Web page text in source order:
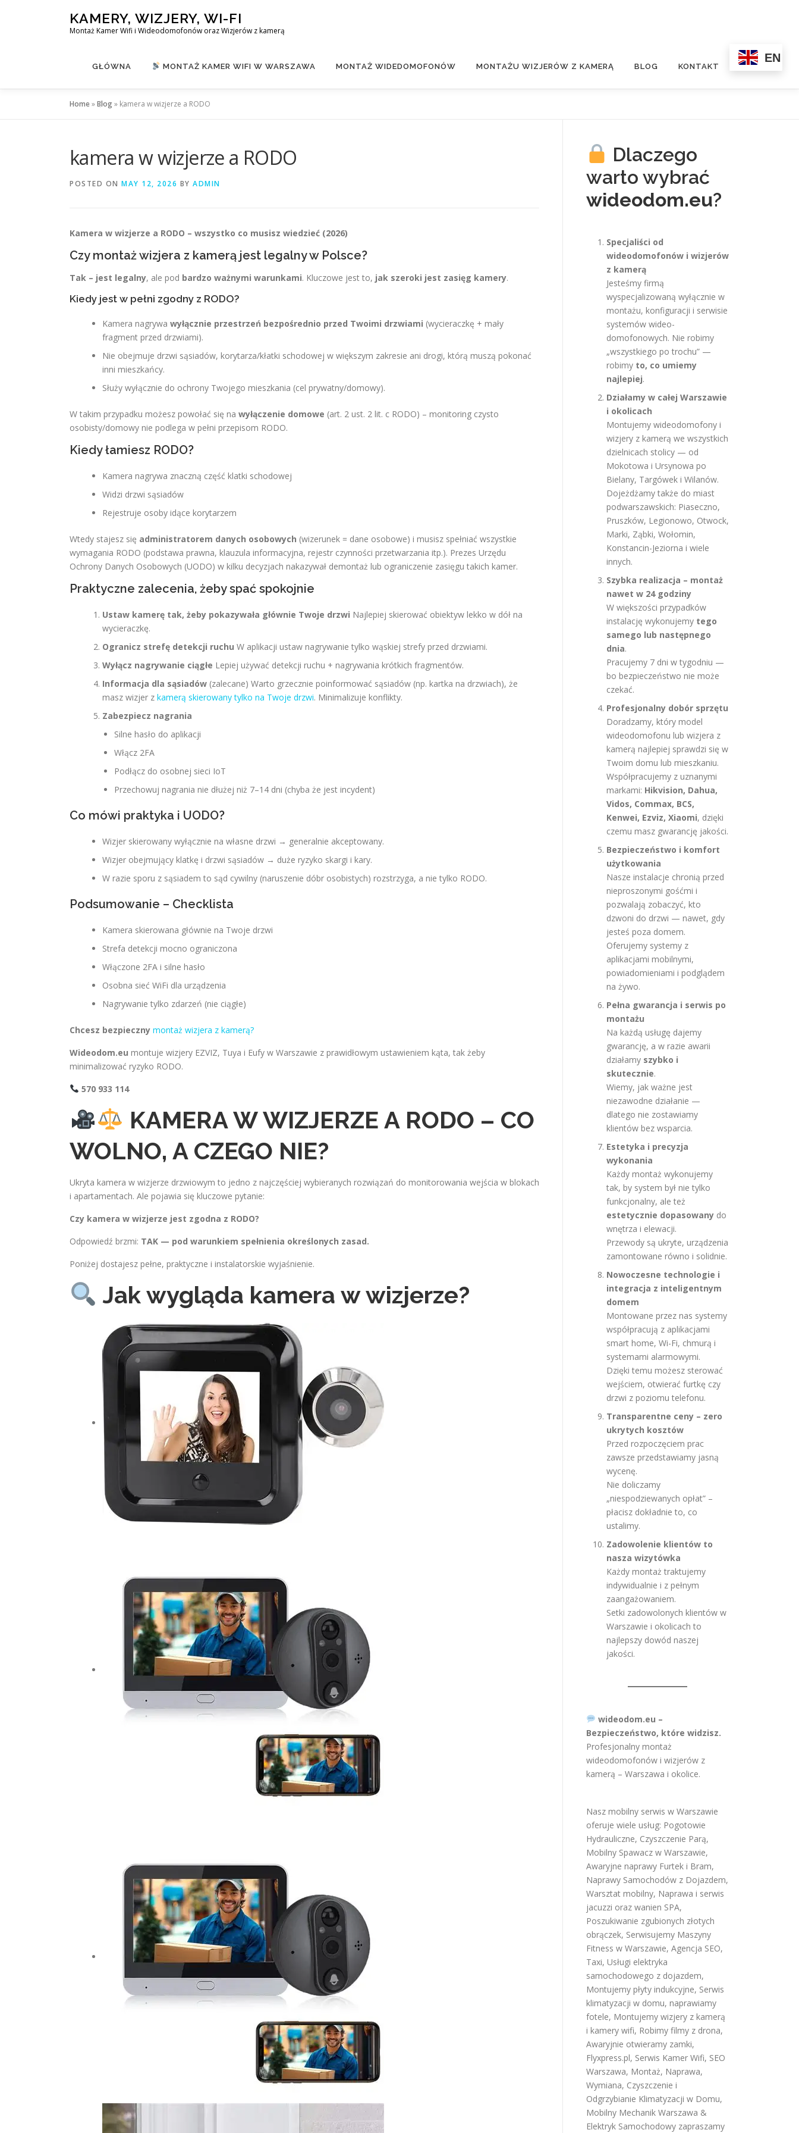
KAMERY, WIZJERY, WI-FI
Montaż Kamer Wifi i Wideodomofonów oraz Wizjerów z kamerą
GŁÓWNA MONTAŻ KAMER WIFI W WARSZAWA MONTAŻ WIDEDOMOFONÓW MONTAŻU WIZJERÓW Z KAMERĄ BLOG KONTAKT
EN
Home»Blog» kamera w wizjerze a RODO
kamera w wizjerze a RODO
POSTED ON MAY 12, 2026 BY ADMIN
Kamera w wizjerze a RODO – wszystko co musisz wiedzieć (2026)
Czy montaż wizjera z kamerą jest legalny w Polsce?
Tak – jest legalny, ale pod bardzo ważnymi warunkami. Kluczowe jest to, jak szeroki jest zasięg kamery.
Kiedy jest w pełni zgodny z RODO?
Kamera nagrywa wyłącznie przestrzeń bezpośrednio przed Twoimi drzwiami (wycieraczkę + mały
fragment przed drzwiami).
Nie obejmuje drzwi sąsiadów, korytarza/kłatki schodowej w większym zakresie ani drogi, którą muszą pokonać
inni mieszkańcy.
Służy wyłącznie do ochrony Twojego mieszkania (cel prywatny/domowy).
W takim przypadku możesz powołać się na wyłączenie domowe (art. 2 ust. 2 lit. c RODO) – monitoring czysto
osobisty/domowy nie podlega w pełni przepisom RODO.
Kiedy łamiesz RODO?
Kamera nagrywa znaczną część klatki schodowej
Widzi drzwi sąsiadów
Rejestruje osoby idące korytarzem
Wtedy stajesz się administratorem danych osobowych (wizerunek = dane osobowe) i musisz spełniać wszystkie
wymagania RODO (podstawa prawna, klauzula informacyjna, rejestr czynności przetwarzania itp.). Prezes Urzędu
Ochrony Danych Osobowych (UODO) w kilku decyzjach nakazywał demontaż lub ograniczenie zasięgu takich kamer.
Praktyczne zalecenia, żeby spać spokojnie
Ustaw kamerę tak, żeby pokazywała głównie Twoje drzwi Najlepiej skierować obiektyw lekko w dół na
wycieraczkę.
Ogranicz strefę detekcji ruchu W aplikacji ustaw nagrywanie tylko wąskiej strefy przed drzwiami.
Wyłącz nagrywanie ciągłe Lepiej używać detekcji ruchu + nagrywania krótkich fragmentów.
Informacja dla sąsiadów (zalecane) Warto grzecznie poinformować sąsiadów (np. kartka na drzwiach), że
masz wizjer z kamerą skierowany tylko na Twoje drzwi. Minimalizuje konflikty.
Zabezpiecz nagrania
Silne hasło do aplikacji
Włącz 2FA
Podłącz do osobnej sieci IoT
Przechowuj nagrania nie dłużej niż 7–14 dni (chyba że jest incydent)
Co mówi praktyka i UODO?
Wizjer skierowany wyłącznie na własne drzwi → generalnie akceptowany.
Wizjer obejmujący klatkę i drzwi sąsiadów → duże ryzyko skargi i kary.
W razie sporu z sąsiadem to sąd cywilny (naruszenie dóbr osobistych) rozstrzyga, a nie tylko RODO.
Podsumowanie – Checklista
Kamera skierowana głównie na Twoje drzwi
Strefa detekcji mocno ograniczona
Włączone 2FA i silne hasło
Osobna sieć WiFi dla urządzenia
Nagrywanie tylko zdarzeń (nie ciągłe)
Chcesz bezpieczny montaż wizjera z kamerą?
Wideodom.eu montuje wizjery EZVIZ, Tuya i Eufy w Warszawie z prawidłowym ustawieniem kąta, tak żeby
minimalizować ryzyko RODO.
570 933 114
KAMERA W WIZJERZE A RODO – CO
WOLNO, A CZEGO NIE?
Ukryta kamera w wizjerze drzwiowym to jedno z najczęściej wybieranych rozwiązań do monitorowania wejścia w blokach
i apartamentach. Ale pojawia się kluczowe pytanie:
Czy kamera w wizjerze jest zgodna z RODO?
Odpowiedź brzmi: TAK — pod warunkiem spełnienia określonych zasad.
Poniżej dostajesz pełne, praktyczne i instalatorskie wyjaśnienie.
Jak wygląda kamera w wizjerze?
Dlaczego
warto wybrać
wideodom.eu?
Specjaliści od
wideodomofonów i wizjerów
z kamerą
Jesteśmy firmą
wyspecjalizowaną wyłącznie w
montażu, konfiguracji i serwisie
systemów wideo-
domofonowych. Nie robimy
„wszystkiego po trochu” —
robimy to, co umiemy
najlepiej.
Działamy w całej Warszawie
i okolicach
Montujemy wideodomofony i
wizjery z kamerą we wszystkich
dzielnicach stolicy — od
Mokotowa i Ursynowa po
Bielany, Targówek i Wilanów.
Dojeżdżamy także do miast
podwarszawskich: Piaseczno,
Pruszków, Legionowo, Otwock,
Marki, Ząbki, Wołomin,
Konstancin-Jeziorna i wiele
innych.
Szybka realizacja – montaż
nawet w 24 godziny
W większości przypadków
instalację wykonujemy tego
samego lub następnego
dnia.
Pracujemy 7 dni w tygodniu —
bo bezpieczeństwo nie może
czekać.
Profesjonalny dobór sprzętu
Doradzamy, który model
wideodomofonu lub wizjera z
kamerą najlepiej sprawdzi się w
Twoim domu lub mieszkaniu.
Współpracujemy z uznanymi
markami: Hikvision, Dahua,
Vidos, Commax, BCS,
Kenwei, Ezviz, Xiaomi, dzięki
czemu masz gwarancję jakości.
Bezpieczeństwo i komfort
użytkowania
Nasze instalacje chronią przed
nieproszonymi gośćmi i
pozwalają zobaczyć, kto
dzwoni do drzwi — nawet, gdy
jesteś poza domem.
Oferujemy systemy z
aplikacjami mobilnymi,
powiadomieniami i podglądem
na żywo.
Pełna gwarancja i serwis po
montażu
Na każdą usługę dajemy
gwarancję, a w razie awarii
działamy szybko i
skutecznie.
Wiemy, jak ważne jest
niezawodne działanie —
dlatego nie zostawiamy
klientów bez wsparcia.
Estetyka i precyzja
wykonania
Każdy montaż wykonujemy
tak, by system był nie tylko
funkcjonalny, ale też
estetycznie dopasowany do
wnętrza i elewacji.
Przewody są ukryte, urządzenia
zamontowane równo i solidnie.
Nowoczesne technologie i
integracja z inteligentnym
domem
Montowane przez nas systemy
współpracują z aplikacjami
smart home, Wi-Fi, chmurą i
systemami alarmowymi.
Dzięki temu możesz sterować
wejściem, otwierać furtkę czy
drzwi z poziomu telefonu.
Transparentne ceny – zero
ukrytych kosztów
Przed rozpoczęciem prac
zawsze przedstawiamy jasną
wycenę.
Nie doliczamy
„niespodziewanych opłat” –
płacisz dokładnie to, co
ustalimy.
Zadowolenie klientów to
nasza wizytówka
Każdy montaż traktujemy
indywidualnie i z pełnym
zaangażowaniem.
Setki zadowolonych klientów w
Warszawie i okolicach to
najlepszy dowód naszej
jakości.
wideodom.eu –
Bezpieczeństwo, które widzisz.
Profesjonalny montaż
wideodomofonów i wizjerów z
kamerą – Warszawa i okolice.
Nasz mobilny serwis w Warszawie
oferuje wiele usług: Pogotowie
Hydrauliczne, Czyszczenie Parą,
Mobilny Spawacz w Warszawie,
Awaryjne naprawy Furtek i Bram,
Naprawy Samochodów z Dojazdem,
Warsztat mobilny, Naprawa i serwis
jacuzzi oraz wanien SPA,
Poszukiwanie zgubionych złotych
obrączek, Serwisujemy Maszyny
Fitness w Warszawie, Agencja SEO,
Taxi, Usługi elektryka
samochodowego z dojazdem,
Montujemy płyty indukcyjne, Serwis
klimatyzacji w domu, naprawiamy
fotele, Montujemy wizjery z kamerą
i kamery wifi, Robimy filmy z drona,
Awaryjnie otwieramy zamki,
Flyxpress.pl, Serwis Kamer Wifi, SEO
Warszawa, Montaż, Naprawa,
Wymiana, Czyszczenie i
Odgrzybianie Klimatyzacji w Domu,
Mobilny Mechanik Warszawa &
Elektryk Samochodowy zapraszamy